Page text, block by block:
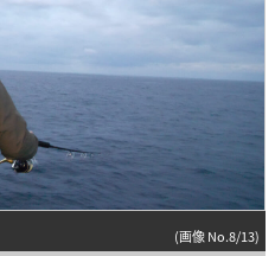
(画像 No.8/13)